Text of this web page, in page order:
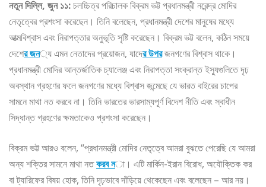
নতুন দিল্লি, জুন ১১:চলচ্চিত্র পরিচালক বিক্রম ভট্ট প্রধানমন্ত্রী নরেন্দ্র মোদির
নেতৃত্বের প্রশংসা করেছেন। তিনি বলেছেন, প্রধানমন্ত্রী দেশের মানুষের মধ্যে
আত্মবিশ্বাস এবং নিরাপত্তার অনুভূতি সৃষ্টি করেছেন। বিক্রম ভট্ট বলেন, কঠিন সময়ে
দেশের জন্য এমন নেতাদের প্রয়োজন, যাদের উপরজনগণের বিশ্বাস থাকে।
প্রধানমন্ত্রী মোদির আন্তর্জাতিক চ্যালেঞ্জ এবং নিরাপত্তা সংক্রান্ত ইস্যুগুলিতে দৃঢ়
অবস্থান গ্রহণের ফলে জনগণের মধ্যে বিশ্বাস জন্মেছে যে ভারত বাইরের চাপের
সামনে মাথা নত করবে না। তিনি ভারতের ভারসাম্যপূর্ণ বিদেশ নীতি এবং স্বাধীন
সিদ্ধান্ত গ্রহণের ক্ষমতাকেও প্রশংসা করেছেন।
বিক্রম ভট্ট আরও বলেন, “প্রধানমন্ত্রী মোদির নেতৃত্বে আমরা বুঝতে পেরেছি যে আমরা
অন্য শক্তির সামনে মাথা নতকরব না। এটি মার্কিন-ইরান বিরোধ, অযৌক্তিক কর
বা ট্যারিফের বিষয় হোক, তিনি দৃঢ়ভাবে দাঁড়িয়ে থেকেছেন এবং বলেছেন – আর নয়।